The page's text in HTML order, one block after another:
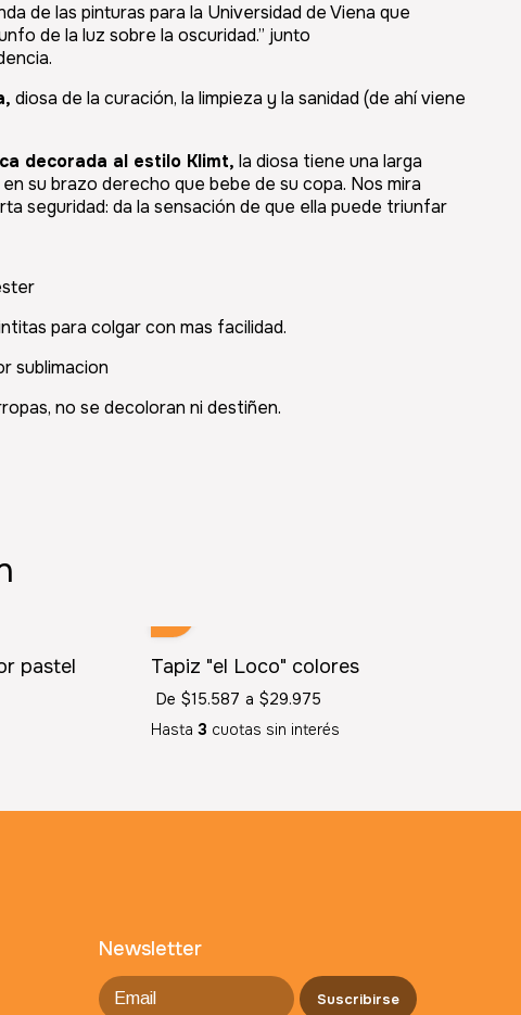
de las pinturas para la Universidad de Viena que
de la luz sobre la oscuridad. junto
diosa de la curación, la limpieza y la sanidad (de ahí viene
decorada al estilo Klimt, la diosa tiene una larga
su brazo derecho que bebe de su copa. Nos mira
seguridad: da la sensación de que ella puede triunfar
para colgar con mas facilidad.
sublimacion
no se decoloran ni destiñen.
pastel Tapiz "el Loco" colores
De $15.587 a $29.975
Hasta 3 cuotas sin interés
Newsletter
Suscribirse